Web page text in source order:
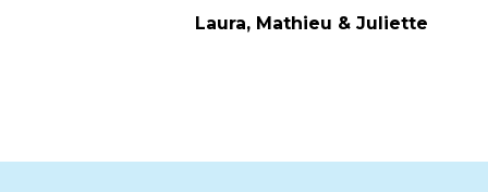
Laura, Mathieu & Juliette